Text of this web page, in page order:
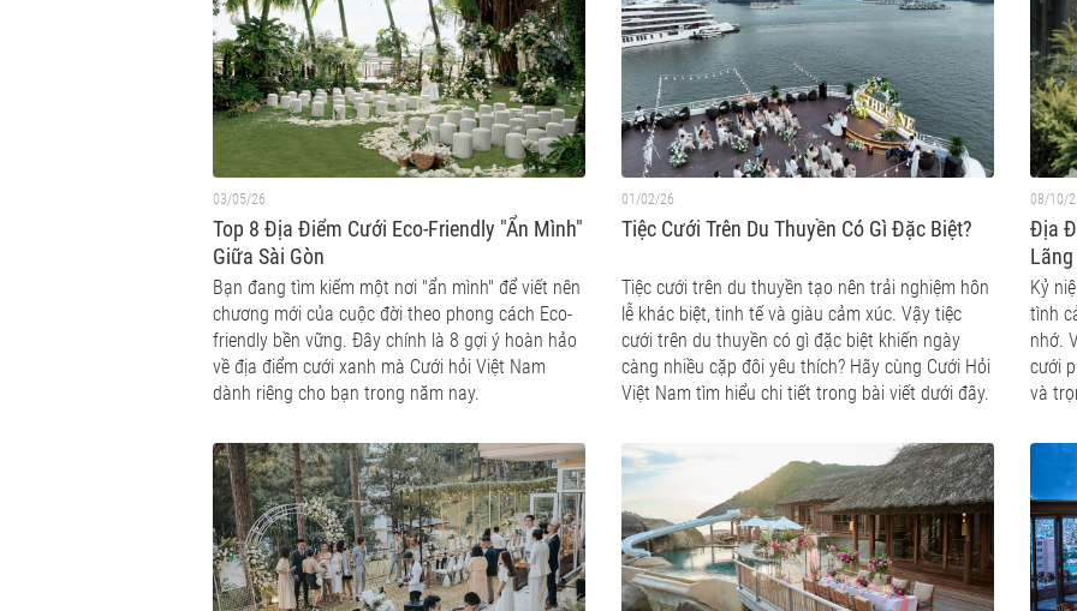
03/05/26
Top 8 Địa Điểm Cưới Eco-Friendly "Ẩn Mình"
Giữa Sài Gòn
Bạn đang tìm kiếm một nơi "ẩn mình" để viết nên
chương mới của cuộc đời theo phong cách Eco-
friendly bền vững. Đây chính là 8 gợi ý hoàn hảo
về địa điểm cưới xanh mà Cưới hỏi Việt Nam
dành riêng cho bạn trong năm nay.
01/02/26
Tiệc Cưới Trên Du Thuyền Có Gì Đặc Biệt?
Tiệc cưới trên du thuyền tạo nên trải nghiệm hôn
lễ khác biệt, tinh tế và giàu cảm xúc. Vậy tiệc
cưới trên du thuyền có gì đặc biệt khiến ngày
càng nhiều cặp đôi yêu thích? Hãy cùng Cưới Hỏi
Việt Nam tìm hiểu chi tiết trong bài viết dưới đây.
08/10/
Địa
Kỷ
tình
nhớ.
cưới
và